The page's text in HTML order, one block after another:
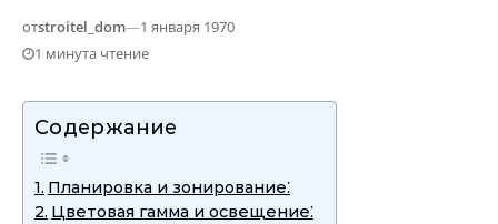
отstroitel_dom—1 января 1970
1 минута чтение
Содержание
Планировка и зонирование⁚
Цветовая гамма и освещение⁚